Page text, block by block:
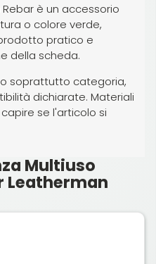
è un accessorio
o colore verde,
pratico e
della scheda.
soprattutto categoria,
dichiarate. Materiali
se l'articolo si
Multiuso
Leatherman